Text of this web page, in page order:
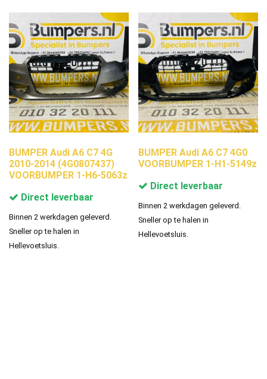
BUMPER Audi A6 C7 4G
2010-2014 (4G0807437)
VOORBUMPER 1-H6-5063z
Direct leverbaar
Binnen 2 werkdagen geleverd.
Sneller op te halen in
Hellevoetsluis.
BUMPER Audi A6 C7 4G0
VOORBUMPER 1-H1-5149z
Direct leverbaar
Binnen 2 werkdagen geleverd.
Sneller op te halen in
Hellevoetsluis.